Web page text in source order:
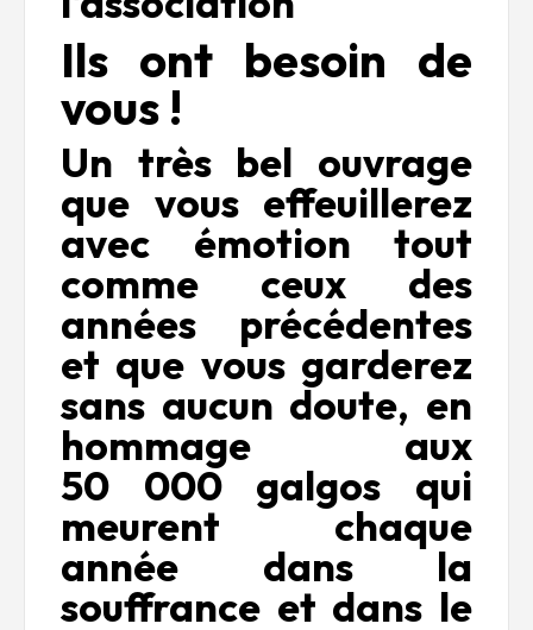
Ils ont besoin de
vous !
Un très bel ouvrage
que vous effeuillerez
avec émotion tout
comme ceux des
années précédentes
et que vous garderez
sans aucun doute, en
hommage aux
50 000 galgos qui
meurent chaque
année dans la
souffrance et dans le